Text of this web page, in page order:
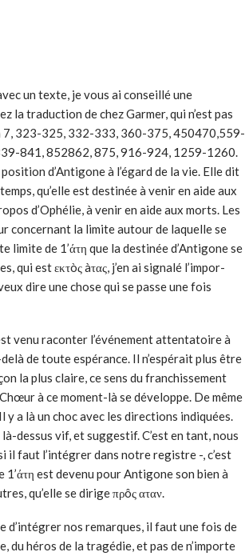
un texte, je vous ai conseillé une
traduction de chez Garmer, qui n’est pas
7, 323-325, 332-333, 360-375, 450­470,559-
841, 852­862, 875, 916-924, 1259-1260.
d’Antigone à l’égard de la vie. Elle dit
qu’elle est destinée à venir en aide aux
d’Ophélie, à venir en aide aux morts. Les
concernant la limite autour de laquelle se
limite de 1’άτη que la destinée d’Antigone se
qui est εκτòς àτας, j’en ai signalé l’impor­
dire une chose qui se passe une fois
venu racon­ter l’événement attentatoire à
delà de toute espérance. Il n’espérait plus être
la plus claire, ce sens du franchissement
à ce moment-là se développe. De même
y a là un choc avec les directions indiquées.
dessus vif, et suggestif. C’est en tant, nous
il faut l’intégrer dans notre registre -, c’est
est devenu pour Antigone son bien à
qu’elle se dirige πρôς αταν.
d’intégrer nos remarques, il faut une fois de
du héros de la tragédie, et pas de n’importe